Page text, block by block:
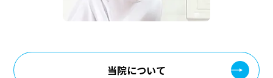
当院について